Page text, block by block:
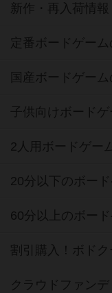
新作・再入荷情報
定番ボードゲー
国産ボードゲー
子供向けボード
2人用ボードゲー
20分以下のボー
60分以上のボー
割引購入！ボド
クラウドファン